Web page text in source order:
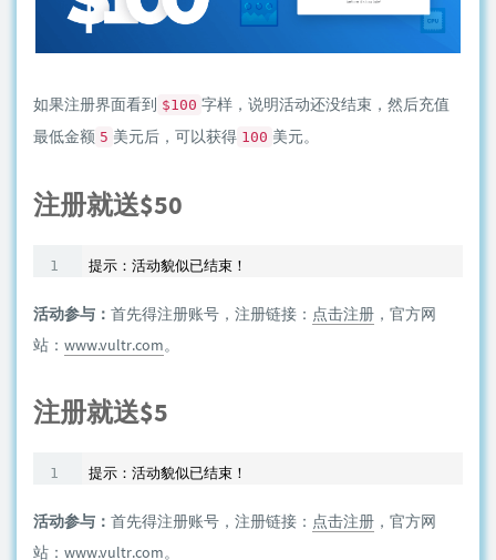
如果注册界面看到 $100 字样，说明活动还没结束，然后充值
最低金额 5 美元后，可以获得 100 美元。
注册就送$50
活动参与： 首先得注册账号，注册链接： 点击注册 ，官方网
站： www.vultr.com。
注册就送$5
活动参与： 首先得注册账号，注册链接： 点击注册 ，官方网
站： www.vultr.com。